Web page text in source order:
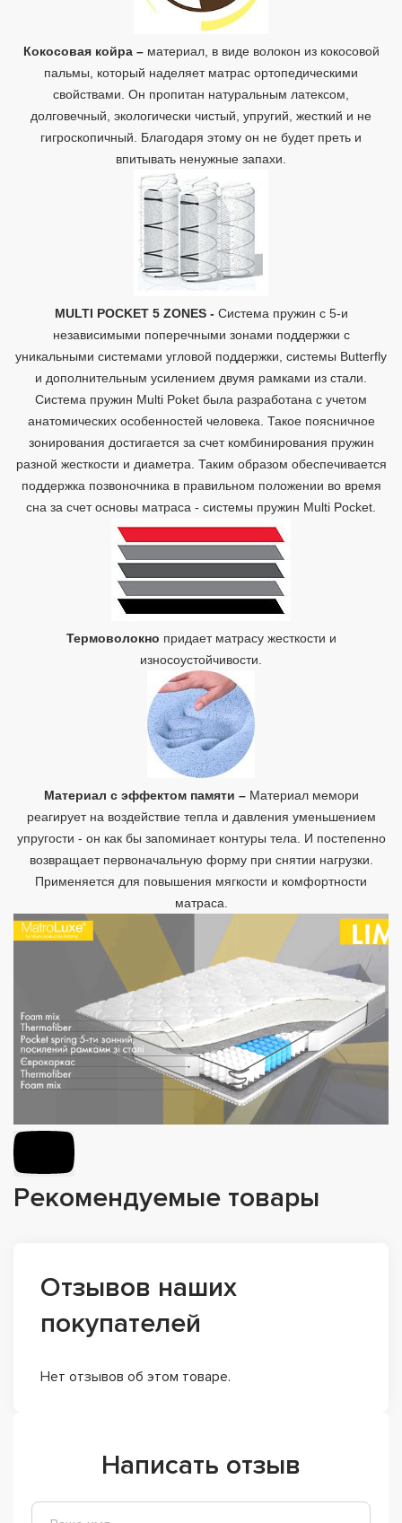
Кокосовая койра– материал, в виде волокон из кокосовой
пальмы, который наделяет матрас ортопедическими
свойствами. Он пропитан натуральным латексом,
долговечный, экологически чистый, упругий, жесткий и не
гигроскопичный. Благодаря этому он не будет преть и
впитывать ненужные запахи.
MULTI POCKET 5 ZONES - Система пружин с 5-и
независимыми поперечными зонами поддержки с
уникальными системами угловой поддержки, системы Butterfly
и дополнительным усилением двумя рамками из стали.
Система пружин Multi Poket была разработана с учетом
анатомических особенностей человека. Такое поясничное
зонирования достигается за счет комбинирования пружин
разной жесткости и диаметра. Таким образом обеспечивается
поддержка позвоночника в правильном положении во время
сна за счет основы матраса - системы пружин Multi Pocket.
Термоволокно придает матрасу жесткости и
износоустойчивости.
Материал с эффектом памяти – Материал мемори
реагирует на воздействие тепла и давления уменьшением
упругости - он как бы запоминает контуры тела. И постепенно
возвращает первоначальную форму при снятии нагрузки.
Применяется для повышения мягкости и комфортности
матраса.
Рекомендуемые товары
Отзывов наших
покупателей
Нет отзывов об этом товаре.
Написать отзыв